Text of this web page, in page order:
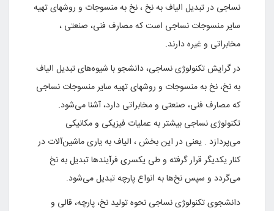
نساجی در تبدیل الیاف به نخ ، نخ به منسوجات و روشهای تهیه
سایر منسوجات نساجی است که مصارف فنی، صنعتی ،
مخابراتی و غیره دارند.
در گرایش تکنولوژی نساجی، دانشجو با شیوه‌های تبدیل الیاف
به نخ، نخ به منسوجات و روشهای تهیه سایر منسوجات نساجی
که مصارف فنی، صنعتی و مخابراتی دارد، آشنا می‌شود.
تکنولوژی نساجی بیشتر به عملیات فیزیکی و مکانیکی
می‌پردازد . یعنی در این بخش ، الیاف به یاری ماشین‌آلات در
کنار یکدیگر قرار گرفته و طی یکسری فرآیندها تبدیل به نخ
می‌گردد و سپس نخ‌ها به انواع پارچه تبدیل می‌شود.
دانشجوی تکنولوژی نساجی نحوه تولید نخ، پارچه، قالی و